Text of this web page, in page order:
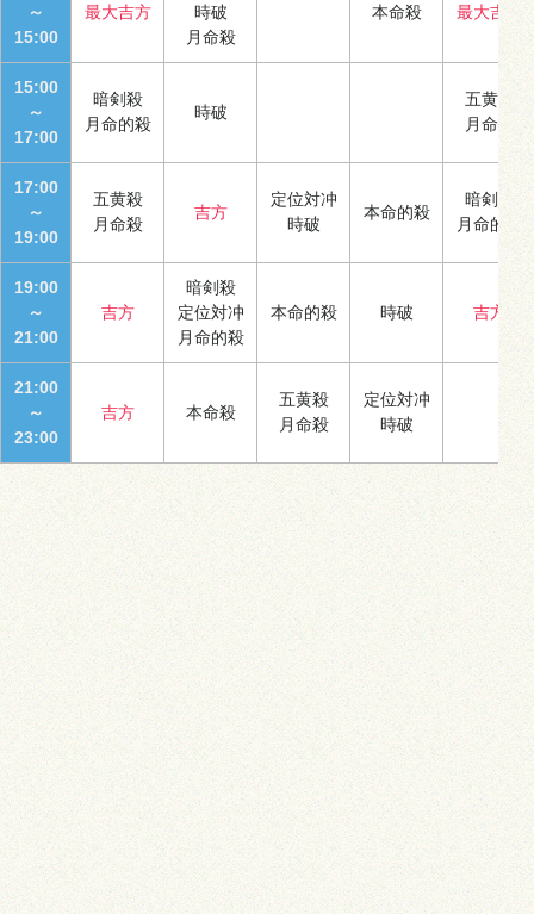
～
15:00
最大吉方
時破
月命殺
本命殺 最大吉方
15:00
～
17:00
暗剣殺
月命的殺
時破
五黄殺
月命殺
17:00
～
19:00
五黄殺
月命殺
吉方
定位対冲
時破
本命的殺
暗剣殺
月命的殺
19:00
～
21:00
吉方
暗剣殺
定位対冲
月命的殺
本命的殺 時破 吉方
21:00
～
23:00
吉方 本命殺
五黄殺
月命殺
定位対冲
時破